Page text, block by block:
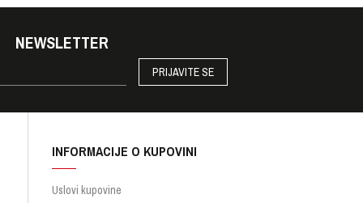
NEWSLETTER
PRIJAVITE SE
INFORMACIJE O KUPOVINI
Uslovi kupovine